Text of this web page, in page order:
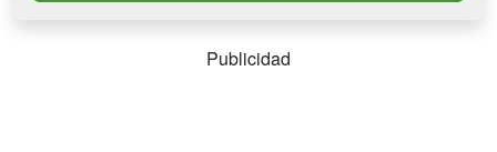
Publicidad